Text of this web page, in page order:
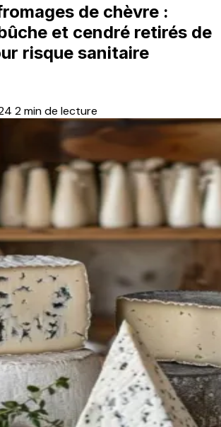
de chèvre :
et cendré retirés de
risque sanitaire
2 min de lecture